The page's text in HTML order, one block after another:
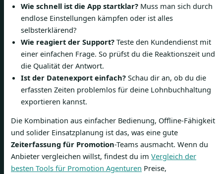
Wie schnell ist die App startklar? Muss man sich durch
endlose Einstellungen kämpfen oder ist alles
selbsterklärend?
Wie reagiert der Support? Teste den Kundendienst mit
einer einfachen Frage. So prüfst du die Reaktionszeit und
die Qualität der Antwort.
Ist der Datenexport einfach? Schau dir an, ob du die
erfassten Zeiten problemlos für deine Lohnbuchhaltung
exportieren kannst.
Die Kombination aus einfacher Bedienung, Offline-Fähigkeit
und solider Einsatzplanung ist das, was eine gute
Zeiterfassung für Promotion-Teams ausmacht. Wenn du
Anbieter vergleichen willst, findest du im Vergleich der
besten Tools für Promotion Agenturen Preise,